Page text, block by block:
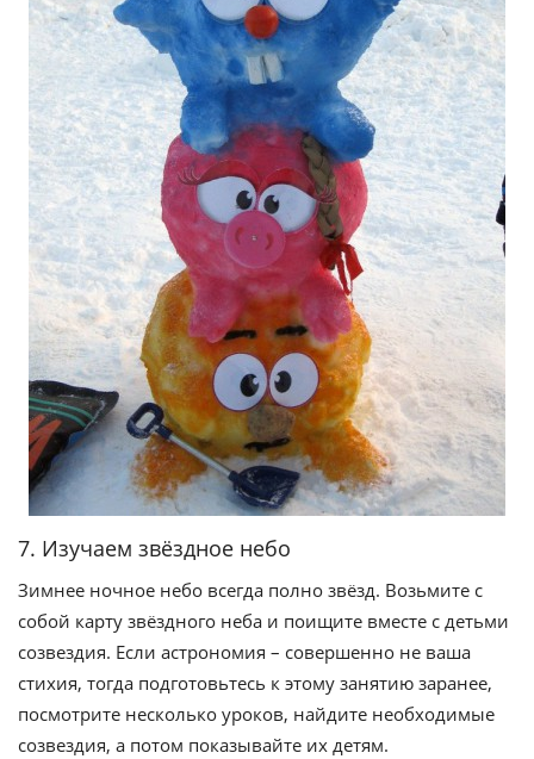
7. Изучаем звёздное небо
Зимнее ночное небо всегда полно звёзд. Возьмите с
собой карту звёздного неба и поищите вместе с детьми
созвездия. Если астрономия – совершенно не ваша
стихия, тогда подготовьтесь к этому занятию заранее,
посмотрите несколько уроков, найдите необходимые
созвездия, а потом показывайте их детям.